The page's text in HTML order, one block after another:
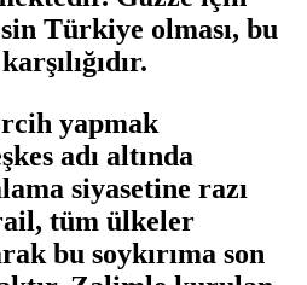
Türkiye olması, bu
yapmak
adı altında
siyasetine razı
tüm ülkeler
bu soykırıma son